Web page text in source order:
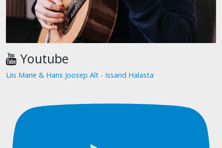
Youtube
Liis Marie & Hans Joosep Alt - Issand Halasta